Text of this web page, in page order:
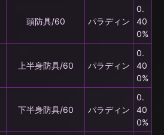
頭防具/60 パラディン
0.
40
0%
上半身防具/60 パラディン
0.
40
0%
下半身防具/60 パラディン
0.
40
0%